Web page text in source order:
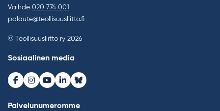
Vaihde 020 774 001
palaute@teollisuusliitto.fi
© Teollisuusliitto ry 2026
Sosiaalinen media
Facebook
Instagram
Youtube
LinkedInBluesky
Palvelunumeromme